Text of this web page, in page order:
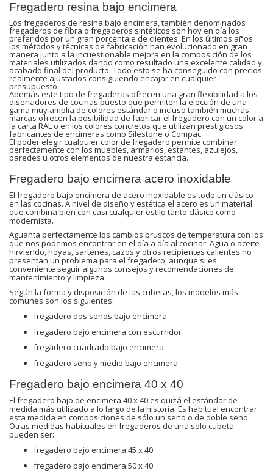
Fregadero resina bajo encimera
Los fregaderos de resina bajo encimera, también denominados
fregaderos de fibra o fregaderos sintéticos son hoy en día los
preferidos por un gran porcentaje de clientes. En los últimos años
los métodos y técnicas de fabricación han evolucionado en gran
manera junto a la incuestionable mejora en la composición de los
materiales utilizados dando como resultado una excelente calidad y
acabado final del producto. Todo esto se ha conseguido con precios
realmente ajustados consiguiendo encajar en cualquier
presupuesto.
Además este tipo de fregaderas ofrecen una gran flexibilidad a los
diseñadores de cocinas puesto que permiten la elección de una
gama muy amplia de colores estándar o incluso también muchas
marcas ofrecen la posibilidad de fabricar el fregadero con un color a
la carta RAL o en los colores concretos que utilizan prestigiosos
fabricantes de encimeras como Silestone o Compac.
El poder elegir cualquier color de fregadero permite combinar
perfectamente con los muebles, armarios, estantes, azulejos,
paredes u otros elementos de nuestra estancia.
Fregadero bajo encimera acero inoxidable
El fregadero bajo encimera de acero inoxidable es todo un clásico
en las cocinas. A nivel de diseño y estética el acero es un material
que combina bien con casi cualquier estilo tanto clásico como
modernista.
Aguanta perfectamente los cambios bruscos de temperatura con los
que nos podemos encontrar en el día a día al cocinar. Agua o aceite
hirviendo, hoyas, sartenes, cazos y otros recipientes calientes no
presentan un problema para el fregadero, aunque si es
conveniente seguir algunos consejos y recomendaciones de
mantenimiento y limpieza.
Según la forma y disposición de las cubetas, los modelos más
comunes son los siguientes:
fregadero dos senos bajo encimera
fregadero bajo encimera con escurridor
fregadero cuadrado bajo encimera
fregadero seno y medio bajo encimera
Fregadero bajo encimera 40 x 40
El fregadero bajo de encimera 40 x 40 es quizá el estándar de
medida más utilizado a lo largo de la historia. Es habitual encontrar
esta medida en composiciones de sólo un seno o de doble seno.
Otras medidas habituales en fregaderos de una solo cubeta
pueden ser:
fregadero bajo encimera 45 x 40
fregadero bajo encimera 50 x 40